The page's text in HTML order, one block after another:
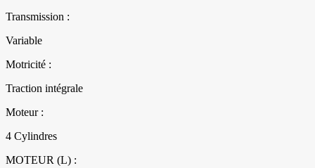
Transmission :
Variable
Motricité :
Traction intégrale
Moteur :
4 Cylindres
MOTEUR (L) :